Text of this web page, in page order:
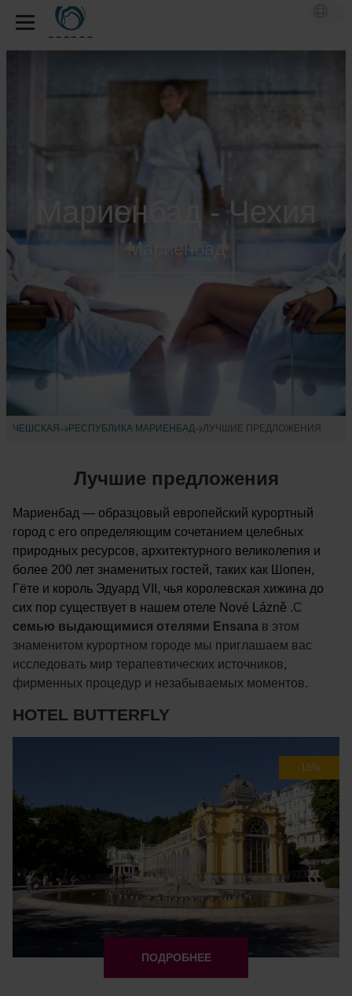
Мариенбад - Чехия
Мариенбад
ЧЕШСКАЯ РЕСПУБЛИКА МАРИЕНБАД ЛУЧШИЕ ПРЕДЛОЖЕНИЯ
Лучшие предложения
Мариенбад — образцовый европейский курортный
город с его определяющим сочетанием целебных
природных ресурсов, архитектурного великолепия и
более 200 лет знаменитых гостей, таких как Шопен,
Гёте и король Эдуард VII, чья королевская хижина до
сих пор существует в нашем отеле Nové Lázně .С
семью выдающимися отелями Ensana в этом
знаменитом курортном городе мы приглашаем вас
исследовать мир терапевтических источников,
фирменных процедур и незабываемых моментов.
HOTEL BUTTERFLY
-15%
ПОДРОБНЕЕ